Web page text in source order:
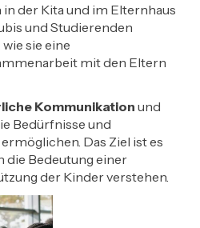
in der Kita und im Elternhaus
und Studierenden
sie eine
mit den Eltern
Kommunikation und
Bedürfnisse und
Das Ziel ist es
die Bedeutung einer
der Kinder verstehen.